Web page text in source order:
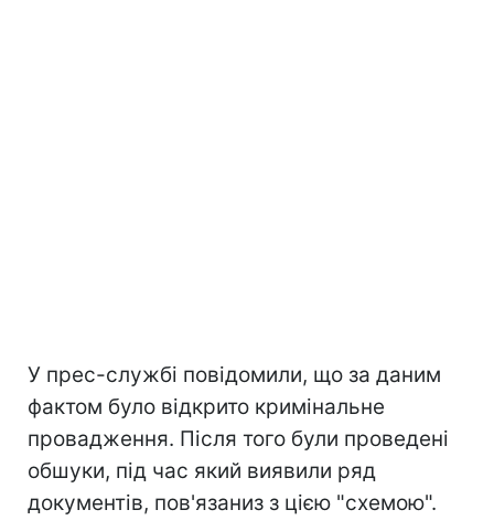
У прес-службі повідомили, що за даним
фактом було відкрито кримінальне
провадження. Після того були проведені
обшуки, під час який виявили ряд
документів, пов'язаниз з цією "схемою".